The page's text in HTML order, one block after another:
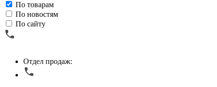
По товарам
По новостям
По сайту
Отдел продаж: